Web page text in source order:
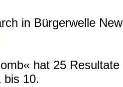
in Bürgerwelle
hat 25
bis 10.